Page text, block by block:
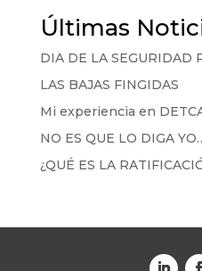
Últimas
DIA DE LA SEGURIDAD
LAS BAJAS FINGIDAS
Mi experiencia en
NO ES QUE LO DIGA
¿QUÉ ES LA